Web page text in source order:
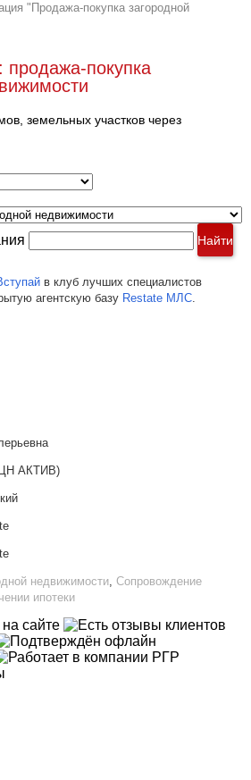
"Продажа-покупка загородной
продажа-покупка
земельных участков через
Найти
в клуб лучших специалистов
агентскую базу Restate МЛС.
АКТИВ)
недвижимости, Сопровождение
ипотеки